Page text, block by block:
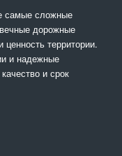
самые сложные
дорожные
территории.
и надежные
и срок